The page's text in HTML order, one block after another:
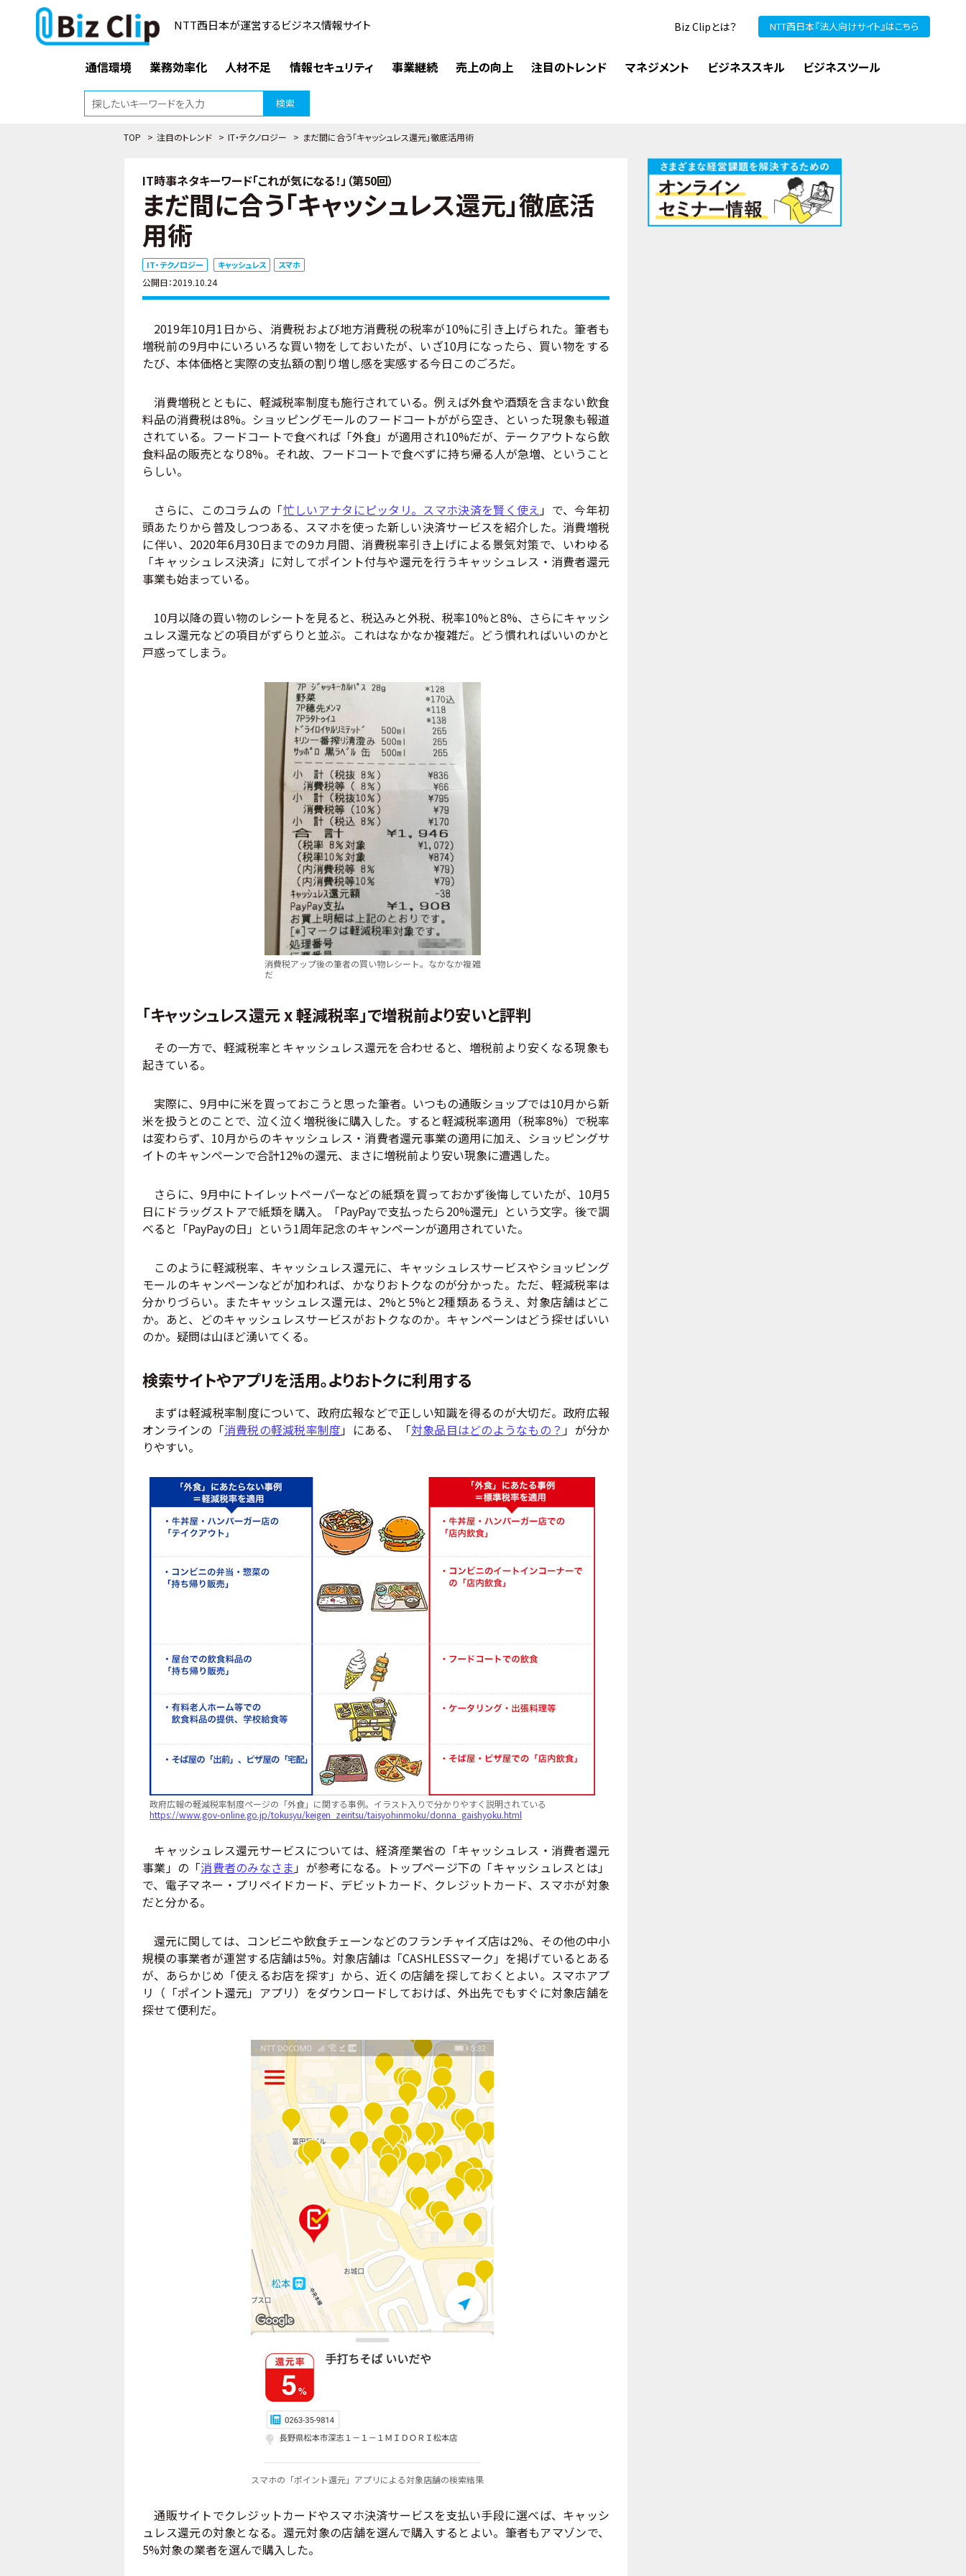
NTT西日本が運営するビジネス情報サイト Biz Clipとは？ NTT西日本『法人向けサイト』はこちら
通信環境 業務効率化 人材不足 情報セキュリティ 事業継続 売上の向上 注目のトレンド マネジメント ビジネススキル ビジネスツール
検索
TOP > 注目のトレンド > IT・テクノロジー > まだ間に合う「キャッシュレス還元」徹底活用術
IT時事ネタキーワード「これが気になる！」（第50回）
まだ間に合う「キャッシュレス還元」徹底活
用術
IT・テクノロジー キャッシュレス スマホ
公開日：2019.10.24
2019年10月1日から、消費税および地方消費税の税率が10%に引き上げられた。筆者も
増税前の9月中にいろいろな買い物をしておいたが、いざ10月になったら、買い物をする
たび、本体価格と実際の支払額の割り増し感を実感する今日このごろだ。
消費増税とともに、軽減税率制度も施行されている。例えば外食や酒類を含まない飲食
料品の消費税は8%。ショッピングモールのフードコートががら空き、といった現象も報道
されている。フードコートで食べれば「外食」が適用され10%だが、テークアウトなら飲
食料品の販売となり8%。それ故、フードコートで食べずに持ち帰る人が急増、ということ
らしい。
さらに、このコラムの「忙しいアナタにピッタリ。スマホ決済を賢く使え 」で、今年初
頭あたりから普及しつつある、スマホを使った新しい決済サービスを紹介した。消費増税
に伴い、2020年6月30日までの9カ月間、消費税率引き上げによる景気対策で、いわゆる
「キャッシュレス決済」に対してポイント付与や還元を行うキャッシュレス・消費者還元
事業も始まっている。
10月以降の買い物のレシートを見ると、税込みと外税、税率10%と8%、さらにキャッシ
ュレス還元などの項目がずらりと並ぶ。これはなかなか複雑だ。どう慣れればいいのかと
戸惑ってしまう。
消費税アップ後の筆者の買い物レシート。なかなか複雑
だ
「キャッシュレス還元 x 軽減税率」で増税前より安いと評判
その一方で、軽減税率とキャッシュレス還元を合わせると、増税前より安くなる現象も
起きている。
実際に、9月中に米を買っておこうと思った筆者。いつもの通販ショップでは10月から新
米を扱うとのことで、泣く泣く増税後に購入した。すると軽減税率適用（税率8%）で税率
は変わらず、10月からのキャッシュレス・消費者還元事業の適用に加え、ショッピングサ
イトのキャンペーンで合計12%の還元、まさに増税前より安い現象に遭遇した。
さらに、9月中にトイレットペーパーなどの紙類を買っておかず後悔していたが、10月5
日にドラッグストアで紙類を購入。「PayPayで支払ったら20%還元」という文字。後で調
べると「PayPayの日」という1周年記念のキャンペーンが適用されていた。
このように軽減税率、キャッシュレス還元に、キャッシュレスサービスやショッピング
モールのキャンペーンなどが加われば、かなりおトクなのが分かった。ただ、軽減税率は
分かりづらい。またキャッシュレス還元は、2%と5%と2種類あるうえ、対象店舗はどこ
か。あと、どのキャッシュレスサービスがおトクなのか。キャンペーンはどう探せばいい
のか。疑問は山ほど湧いてくる。
検索サイトやアプリを活用。よりおトクに利用する
まずは軽減税率制度について、政府広報などで正しい知識を得るのが大切だ。政府広報
オンラインの「消費税の軽減税率制度 」にある、「対象品目はどのようなもの？ 」が分か
りやすい。
政府広報の軽減税率制度ページの「外食」に関する事例。イラスト入りで分かりやすく説明されている
https://www.gov-online.go.jp/tokusyu/keigen_zeiritsu/taisyohinmoku/donna_gaishyoku.html
キャッシュレス還元サービスについては、経済産業省の「キャッシュレス・消費者還元
事業」の「消費者のみなさま 」が参考になる。トップページ下の「キャッシュレスとは」
で、電子マネー・プリペイドカード、デビットカード、クレジットカード、スマホが対象
だと分かる。
還元に関しては、コンビニや飲食チェーンなどのフランチャイズ店は2%、その他の中小
規模の事業者が運営する店舗は5%。対象店舗は「CASHLESSマーク」を掲げているとある
が、あらかじめ「使えるお店を探す」から、近くの店舗を探しておくとよい。スマホアプ
リ（「ポイント還元」アプリ）をダウンロードしておけば、外出先でもすぐに対象店舗を
探せて便利だ。
スマホの「ポイント還元」アプリによる対象店舗の検索結果
通販サイトでクレジットカードやスマホ決済サービスを支払い手段に選べば、キャッシ
ュレス還元の対象となる。還元対象の店舗を選んで購入するとよい。筆者もアマゾンで、
5%対象の業者を選んで購入した。